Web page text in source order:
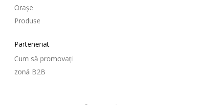
Oraşe
Produse
Parteneriat
Cum să promovați
zonă B2B